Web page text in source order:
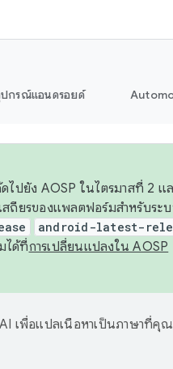
กรณ์แอนดรอยด์
ปยัง AOSP ในไตรมาสที่ 2 แ
ยรของแพลตฟอร์มสำหรับระบ
android-latest-
ได้ที่การเปลี่ยนแปลงใน AOSP
เพื่อแปลเนื้อหาเป็นภาษาที่คุณ